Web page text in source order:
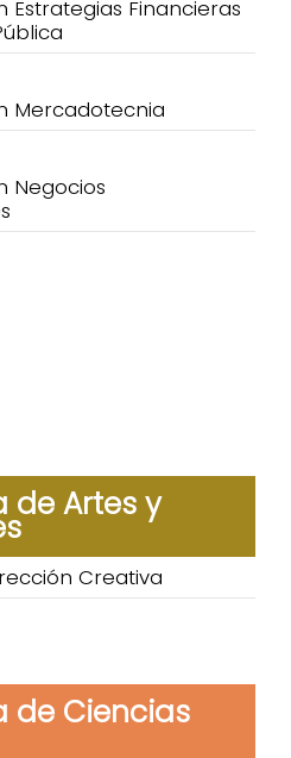
Estrategias Financieras
Mercadotecnia
Negocios
de Artes y
Creativa
de Ciencias